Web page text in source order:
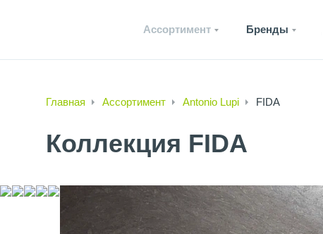
Ассортимент Бренды
Главная Ассортимент Antonio Lupi FIDA
Коллекция FIDA